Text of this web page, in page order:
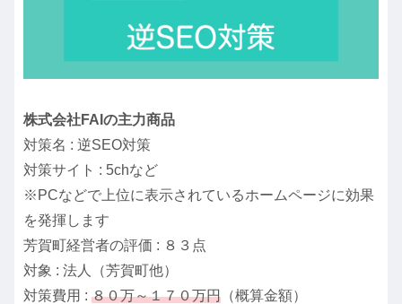
株式会社FAIの主力商品
対策名 : 逆SEO対策
対策サイト : 5chなど
※PCなどで上位に表示されているホームページに効果
を発揮します
芳賀町経営者の評価 : ８３点
対象 : 法人（芳賀町他）
対策費用 : ８０万～１７０万円 （概算金額）